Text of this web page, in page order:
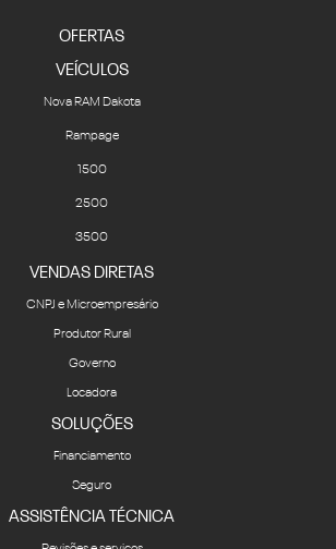
OFERTAS
VEÍCULOS
Nova RAM Dakota
Rampage
1500
2500
3500
VENDAS DIRETAS
CNPJ e Microempresário
Produtor Rural
Governo
Locadora
SOLUÇÕES
Financiamento
Seguro
ASSISTÊNCIA TÉCNICA